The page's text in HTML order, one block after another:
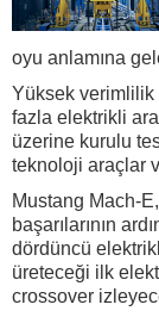
oyu anlamına
Yüksek verimlilik
fazla elektrikli
üzerine kurulu
teknoloji araçlar
Mustang Mach-
başarılarının
dördüncü
üreteceği ilk
crossover